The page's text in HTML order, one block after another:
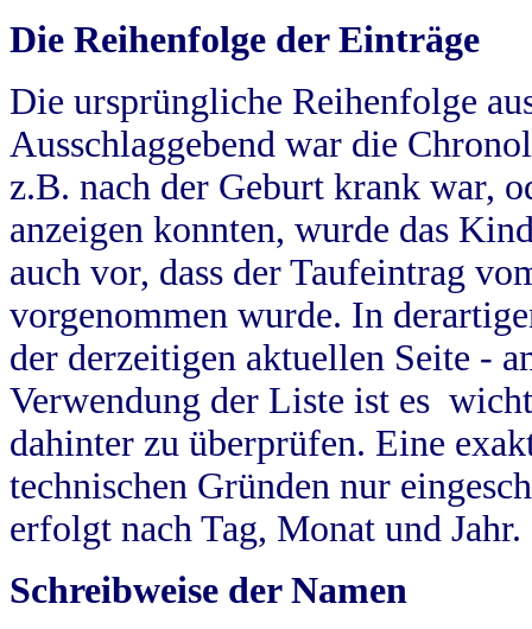
Die Reihenfolge der Einträge
Die ursprüngliche Reihenfolge
Ausschlaggebend war die
z.B. nach der Geburt krank war,
anzeigen konnten, wurde das
auch vor, dass der Taufeintrag
vorgenommen wurde. In
der derzeitigen aktuellen Seite -
Verwendung der Liste ist es
dahinter zu überprüfen. Eine
technischen Gründen nur
erfolgt nach Tag, Monat und Jahr.
Schreibweise der Namen